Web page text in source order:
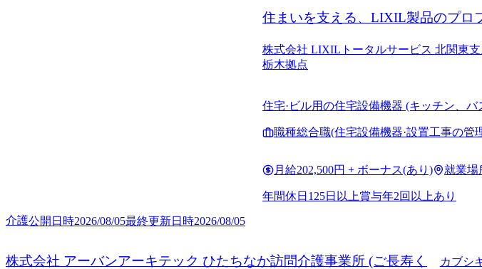
住まいを支える、LIXIL製品のプロ
株式会社 LIXILトータルサービス 北関東
栃木拠点
住宅·ビル用の住宅設備機器 (キッチン、バスルーム、トイレ等) 、建築工事で
職種総合職(住宅設備機器·設置工事の管
月給202,500円 + ボーナス(あり) 就業場
年間休日125日以上賞与年2回以上あり
介護公開日時2026/08/05最終更新日時2026/08/05
株式会社 アーバンアーキテック ひたちなか訪問介護事業所 (ご長寿く
カブシ